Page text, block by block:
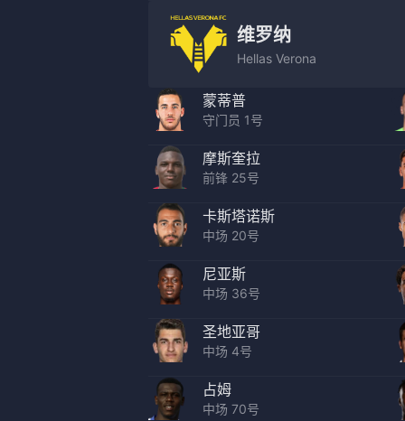
维罗纳
Hellas Verona
蒙蒂普
守门员 1号
摩斯奎拉
前锋 25号
卡斯塔诺斯
中场 20号
尼亚斯
中场 36号
圣地亚哥
中场 4号
占姆
中场 70号